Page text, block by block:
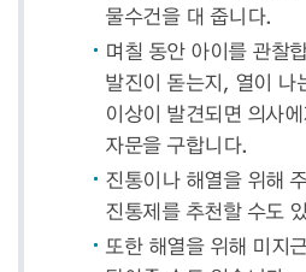
물수건을 대 줍니다.
며칠 동안 아이를 관찰
발진이 돋는지, 열이 나
이상이 발견되면 의사
자문을 구합니다.
진통이나 해열을 위해
진통제를 추천할 수도
또한 해열을 위해 미지